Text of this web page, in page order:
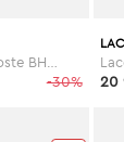
-30% 20